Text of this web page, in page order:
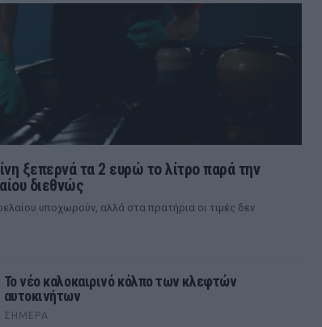
ξεπερνά τα 2 ευρώ το λίτρο παρά την
διεθνώς
υποχωρούν, αλλά στα πρατήρια οι τιμές δεν
Το νέο καλοκαιρινό κόλπο των κλεφτών
αυτοκινήτων
ΣΉΜΕΡΑ